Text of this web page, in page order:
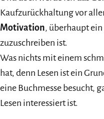
Kaufzurückhaltung vor
Motivation, überhaupt
zuzuschreiben ist.
Was nichts mit einem
hat, denn Lesen ist ein
eine Buchmesse besucht,
Lesen interessiert ist.